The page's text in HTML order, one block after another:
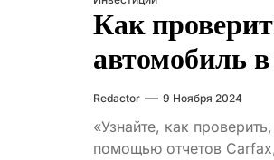
Как
автомобиль
Redactor 9 Ноября 2024
«Узнайте, как
помощью отчетов